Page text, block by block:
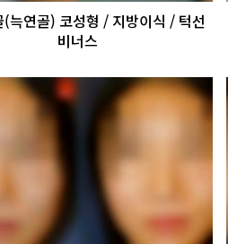
(늑연골) 코성형 / 지방이식 / 턱선
비너스